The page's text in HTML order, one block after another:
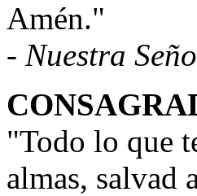
Amén."
- Nuestra
"Todo lo que
almas, salvad